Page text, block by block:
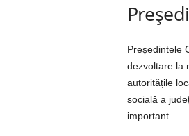
Președintele
dezvoltare la
autoritățile
socială a
important.